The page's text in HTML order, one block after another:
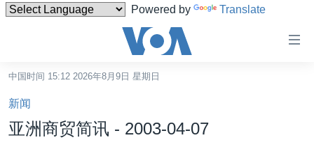
Powered by Translate
碍
链
接
跳
中国时间 15:12 2026年8月9日 星期日
新闻
亚洲商贸简讯 - 2003-04-07